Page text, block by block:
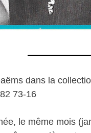
dans la
73-16
le même mois